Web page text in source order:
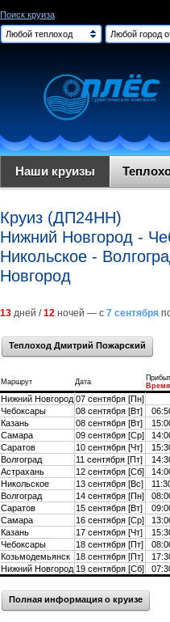
Поиск круиза
Любой теплоход
Любой город
Наши круизы
Круиз (ДП24НН)
Нижний Новгород -
Никольское -
Новгород
13 дней /12 ночей — с 7 сентября
Теплоход Дмитрий Пожарский
Маршрут Дата
Нижний Новгород 07 сентября [Пн]
Чебоксары
08 сентября [Вт]
Казань
08 сентября [Вт]
Самара
09 сентября [Ср]
Саратов
10 сентября [Чт]
Волгоград
11 сентября [Пт]
Астрахань
12 сентября [Сб]
Никольское
13 сентября [Вс]
Волгоград
14 сентября [Пн]
Саратов
15 сентября [Вт]
Самара
16 сентября [Ср]
Казань
17 сентября [Чт]
Чебоксары
18 сентября [Пт]
Козьмодемьянск
18 сентября [Пт]
Нижний Новгород 19 сентября [Сб]
Полная информация о круизе